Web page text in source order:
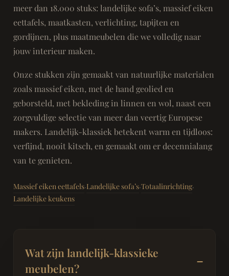
meer dan 18.000 stuks: landelijke sofa’s, massief eiken
eettafels, maatkasten, verlichting, tapijten en
gordijnen, plus maatmeubelen die we volledig naar
jouw interieur maken.
Onze stukken zijn gemaakt van natuurlijke materialen
zoals massief eiken, met de hand geolied en
geborsteld, met bekleding in linnen en wol, naast een
zorgvuldige selectie van meer dan veertig Europese
makers. Landelijk-klassiek betekent warm en tijdloos:
verfijnd, nooit kitsch, en gemaakt om er decennialang
van te genieten.
Massief eiken eettafels·Landelijke sofa’s·Totaalinrichting·
Landelijke keukens
Wat zijn landelijk-klassieke
meubelen?